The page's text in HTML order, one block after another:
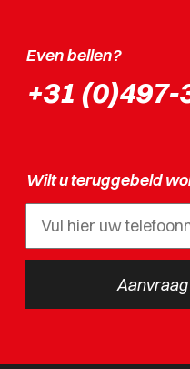
Even bellen?
+31 (0)497-
Wilt u teruggebeld